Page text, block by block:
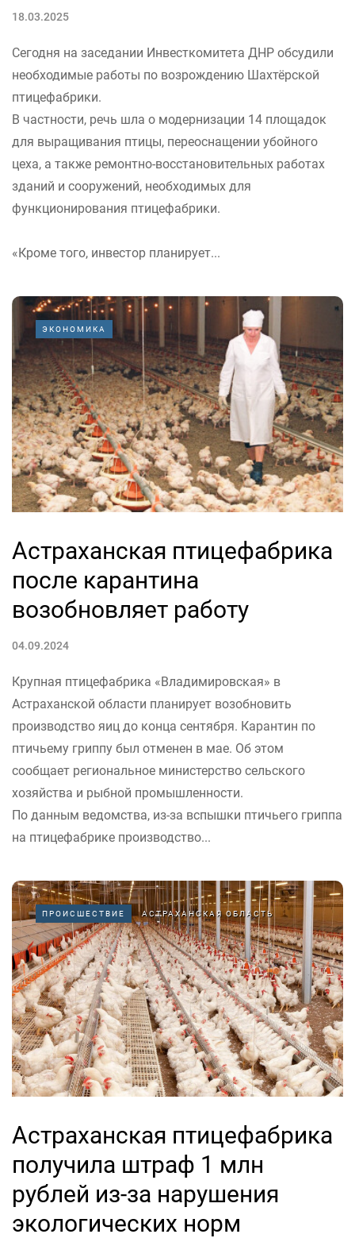
18.03.2025
Сегодня на заседании Инвесткомитета ДНР обсудили
необходимые работы по возрождению Шахтёрской
птицефабрики.
В частности, речь шла о модернизации 14 площадок
для выращивания птицы, переоснащении убойного
цеха, а также ремонтно-восстановительных работах
зданий и сооружений, необходимых для
функционирования птицефабрики.
«Кроме того, инвестор планирует...
ЭКОНОМИКА
Астраханская птицефабрика
после карантина
возобновляет работу
04.09.2024
Крупная птицефабрика «Владимировская» в
Астраханской области планирует возобновить
производство яиц до конца сентября. Карантин по
птичьему гриппу был отменен в мае. Об этом
сообщает региональное министерство сельского
хозяйства и рыбной промышленности.
По данным ведомства, из-за вспышки птичьего гриппа
на птицефабрике производство...
ПРОИСШЕСТВИЕ АСТРАХАНСКАЯ ОБЛАСТЬ
Астраханская птицефабрика
получила штраф 1 млн
рублей из-за нарушения
экологических норм